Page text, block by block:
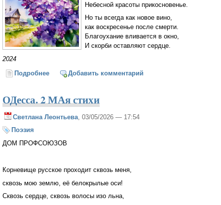
Небесной красоты прикосновенье.
Но ты всегда как новое вино,
как воскресенье после смерти.
Благоухание вливается в окно,
И скорби оставляют сердце.
2024
Подробнее о Сирень цветёт. Цветёт сирень
Добавить комментарий
ОДесса. 2 МАя стихи
Светлана Леонтьева , 03/05/2026 — 17:54
Поэзия
ДОМ ПРОФСОЮЗОВ
Корневище русское проходит сквозь меня,
сквозь мою землю, её белокрылые оси!
Сквозь сердце, сквозь волосы изо льна,